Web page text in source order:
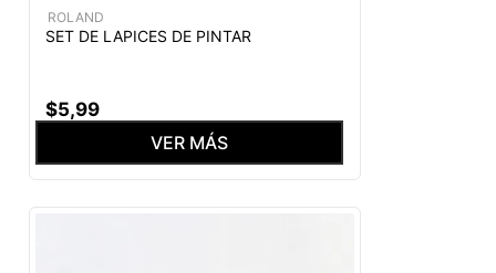
ROLAND
SET DE LAPICES DE PINTAR
$5,99
VER MÁS